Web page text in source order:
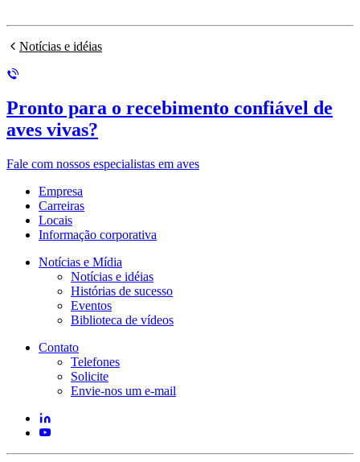
Notícias e idéias
Pronto para o recebimento confiável de
aves vivas?
Fale com nossos especialistas em aves
Empresa
Carreiras
Locais
Informação corporativa
Notícias e Mídia
Notícias e idéias
Histórias de sucesso
Eventos
Biblioteca de vídeos
Contato
Telefones
Solicite
Envie-nos um e-mail